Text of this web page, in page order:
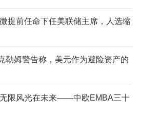
提前任命下任美联储主席，人选缩
勒姆警告称，美元作为避险资产的
无限风光在未来——中欧EMBA三十